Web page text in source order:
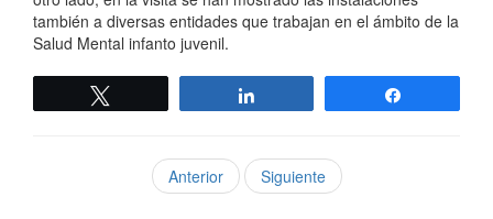
también a diversas entidades que trabajan en el ámbito de la
Salud Mental infanto juvenil.
Anterior Siguiente